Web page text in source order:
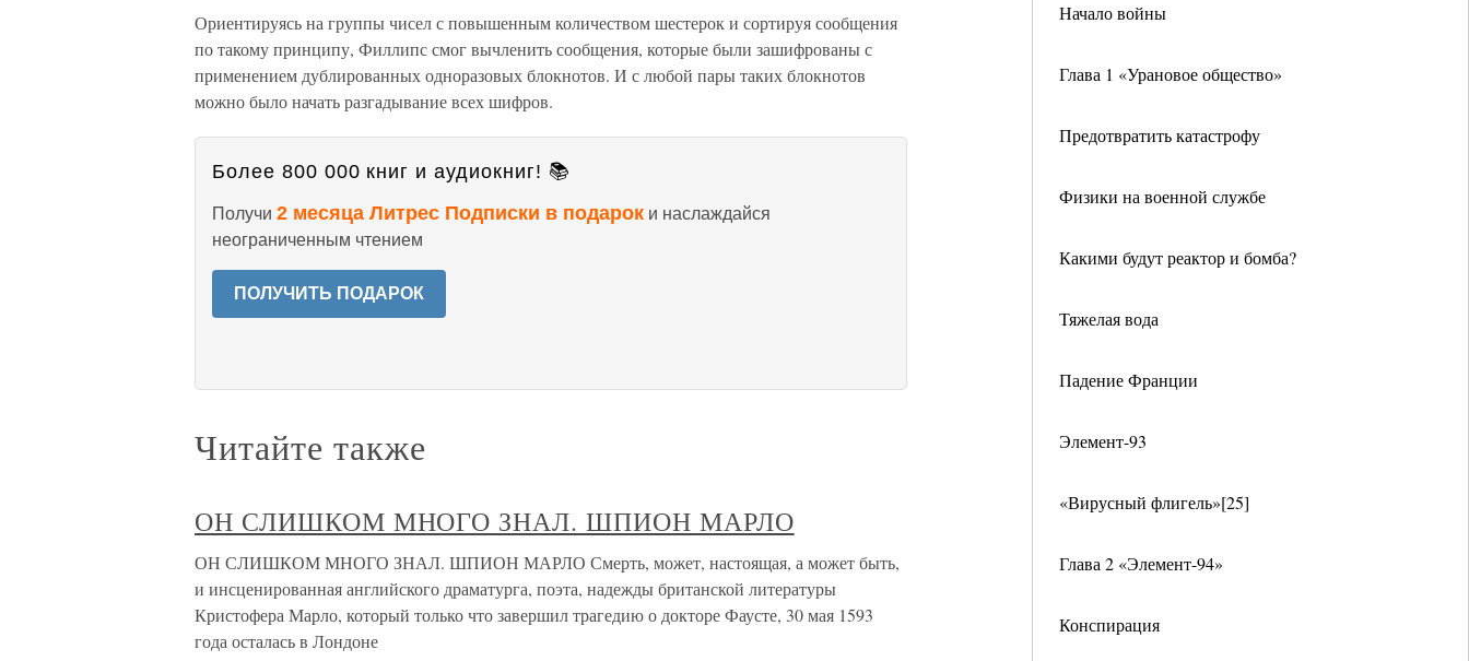
Начало войны
Глава 1 «Урановое общество»
Предотвратить катастрофу
Физики на военной службе
Какими будут реактор и бомба?
Тяжелая вода
Падение Франции
Элемент-93
«Вирусный флигель»[25]
Глава 2 «Элемент-94»
Конспирация
Ориентируясь на группы чисел с повышенным количеством шестерок и сортируя сообщения
по такому принципу, Филлипс смог вычленить сообщения, которые были зашифрованы с
применением дублированных одноразовых блокнотов. И с любой пары таких блокнотов
можно было начать разгадывание всех шифров.
Более 800 000 книг и аудиокниг! 📚
Получи 2 месяца Литрес Подписки в подарок и наслаждайся
неограниченным чтением
ПОЛУЧИТЬ ПОДАРОК
Читайте также
ОН СЛИШКОМ МНОГО ЗНАЛ. ШПИОН МАРЛО
ОН СЛИШКОМ МНОГО ЗНАЛ. ШПИОН МАРЛО Смерть, может, настоящая, а может быть,
и инсценированная английского драматурга, поэта, надежды британской литературы
Кристофера Марло, который только что завершил трагедию о докторе Фаусте, 30 мая 1593
года осталась в Лондоне